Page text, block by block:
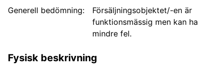
Generell bedömning:
Försäljningsobjektet/-en är
funktionsmässig men kan ha
mindre fel.
Fysisk beskrivning